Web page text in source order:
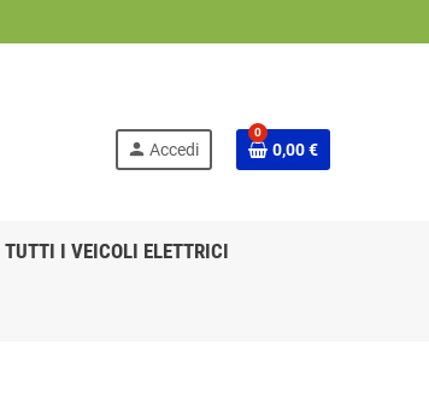
person Accedi
0
0,00 €
TUTTI I VEICOLI ELETTRICI